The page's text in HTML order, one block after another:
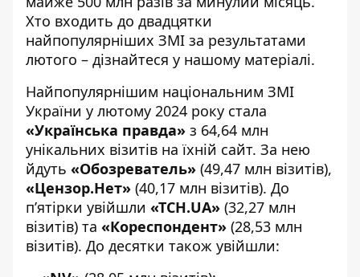
Хто входить до двадцятки
найпопулярніших ЗМІ за результатами
лютого – дізнайтеся у нашому матеріалі.
Найпопулярнішим національним ЗМІ
України у лютому 2024 року стала
«Українська правда» з 64,64 млн
унікальних візитів на їхній сайт. За нею
йдуть «Обозреватель» (49,47 млн візитів),
«Цензор.Нет» (40,17 млн візитів). До
п’ятірки увійшли «ТСН.UA» (32,27 млн
візитів) та «Кореспондент» (28,53 млн
візитів). До десятки також увійшли: